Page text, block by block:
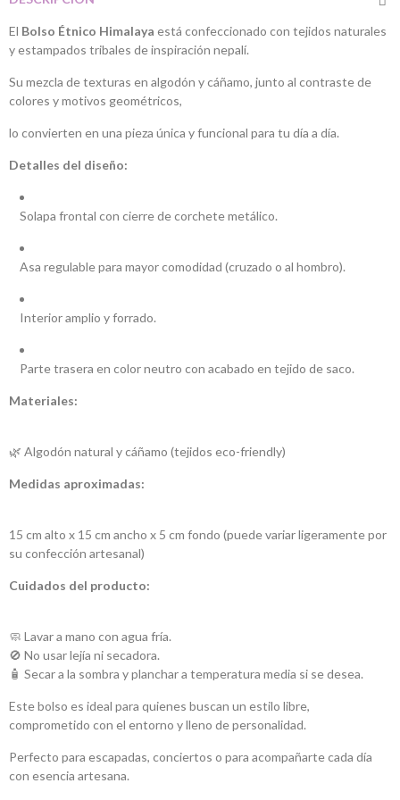
El Bolso Étnico Himalaya está confeccionado con tejidos naturales
y estampados tribales de inspiración nepalí.
Su mezcla de texturas en algodón y cáñamo, junto al contraste de
colores y motivos geométricos,
lo convierten en una pieza única y funcional para tu día a día.
Detalles del diseño:
Solapa frontal con cierre de corchete metálico.
Asa regulable para mayor comodidad (cruzado o al hombro).
Interior amplio y forrado.
Parte trasera en color neutro con acabado en tejido de saco.
Materiales:
🌿 Algodón natural y cáñamo (tejidos eco-friendly)
Medidas aproximadas:
15 cm alto x 15 cm ancho x 5 cm fondo (puede variar ligeramente por
su confección artesanal)
Cuidados del producto:
🧼 Lavar a mano con agua fría.
🚫 No usar lejía ni secadora.
🧴 Secar a la sombra y planchar a temperatura media si se desea.
Este bolso es ideal para quienes buscan un estilo libre,
comprometido con el entorno y lleno de personalidad.
Perfecto para escapadas, conciertos o para acompañarte cada día
con esencia artesana.